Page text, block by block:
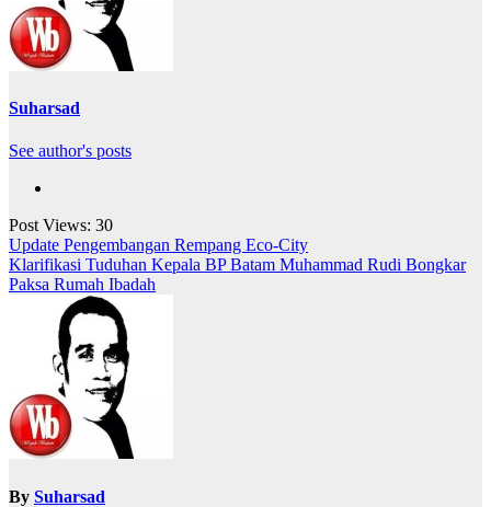
Suharsad
See author's posts
Post Views: 30
Navigasi
pos
Update Pengembangan Rempang Eco-City
Klarifikasi Tuduhan Kepala BP Batam Muhammad Rudi Bongkar
Paksa Rumah Ibadah
By Suharsad